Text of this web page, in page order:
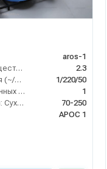
aros-1
Взвешенные вещества (мл/л)
2.3
Источник питания (~/В/Гц)
1/220/50
Количество моечных постов (шт)
1
Масса установки: Сухая - Залитая:
70-250
АРОС 1